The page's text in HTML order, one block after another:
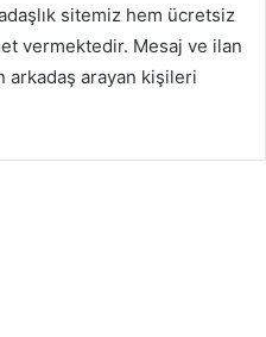
sitemiz hem ücretsiz
vermektedir. Mesaj ve ilan
arkadaş arayan kişileri